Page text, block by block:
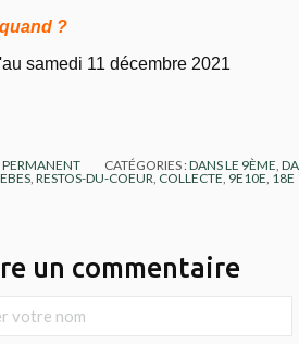
?
samedi 11 décembre 2021
PERMANENT CATÉGORIES :DANS LE 9ÈME ,
RESTOS-DU-COEUR COLLECTE 9E10E 18E
un commentaire